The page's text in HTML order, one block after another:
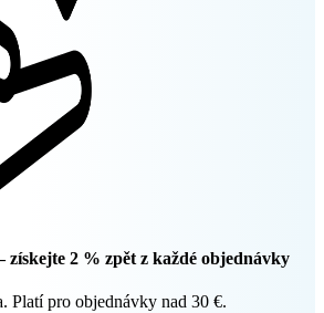
získejte 2 % zpět z každé objednávky
Platí pro objednávky nad 30 €.